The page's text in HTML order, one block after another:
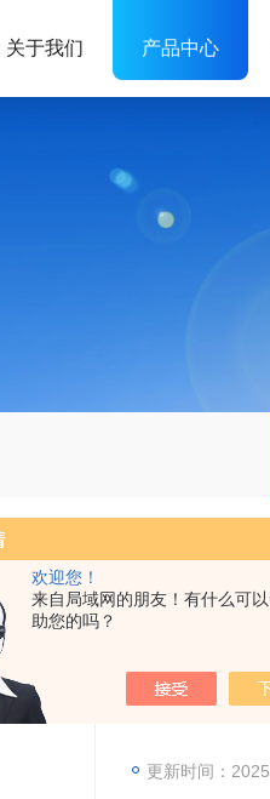
欢迎您！
来自局域网的朋友！有什么可
助您的吗？
关于我们 产品中心
连旗公司出品
脊柱曲线，契合
卧调节手柄，满
更新时间：